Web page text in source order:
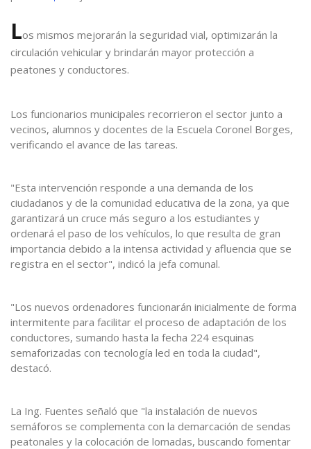
Los mismos mejorarán la seguridad vial, optimizarán la
circulación vehicular y brindarán mayor protección a
peatones y conductores.
Los funcionarios municipales recorrieron el sector junto a
vecinos, alumnos y docentes de la Escuela Coronel Borges,
verificando el avance de las tareas.
"Esta intervención responde a una demanda de los
ciudadanos y de la comunidad educativa de la zona, ya que
garantizará un cruce más seguro a los estudiantes y
ordenará el paso de los vehículos, lo que resulta de gran
importancia debido a la intensa actividad y afluencia que se
registra en el sector", indicó la jefa comunal.
"Los nuevos ordenadores funcionarán inicialmente de forma
intermitente para facilitar el proceso de adaptación de los
conductores, sumando hasta la fecha 224 esquinas
semaforizadas con tecnología led en toda la ciudad",
destacó.
La Ing. Fuentes señaló que "la instalación de nuevos
semáforos se complementa con la demarcación de sendas
peatonales y la colocación de lomadas, buscando fomentar